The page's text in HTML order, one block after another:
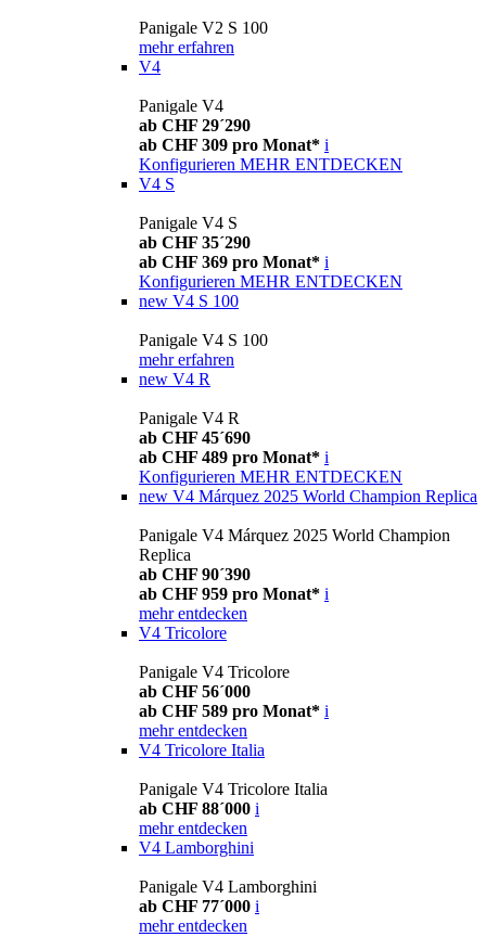
Panigale V2 S 100
mehr erfahren
V4
Panigale V4
ab CHF 29´290
ab CHF 309 pro Monat* i
Konfigurieren MEHR ENTDECKEN
V4 S
Panigale V4 S
ab CHF 35´290
ab CHF 369 pro Monat* i
Konfigurieren MEHR ENTDECKEN
new V4 S 100
Panigale V4 S 100
mehr erfahren
new V4 R
Panigale V4 R
ab CHF 45´690
ab CHF 489 pro Monat* i
Konfigurieren MEHR ENTDECKEN
new V4 Márquez 2025 World Champion Replica
Panigale V4 Márquez 2025 World Champion
Replica
ab CHF 90´390
ab CHF 959 pro Monat* i
mehr entdecken
V4 Tricolore
Panigale V4 Tricolore
ab CHF 56´000
ab CHF 589 pro Monat* i
mehr entdecken
V4 Tricolore Italia
Panigale V4 Tricolore Italia
ab CHF 88´000 i
mehr entdecken
V4 Lamborghini
Panigale V4 Lamborghini
ab CHF 77´000 i
mehr entdecken